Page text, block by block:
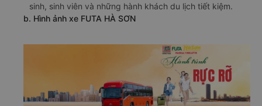
sinh, sinh viên và những hành khách du lịch tiết kiệm.
b. Hình ảnh xe FUTA HÀ SƠN